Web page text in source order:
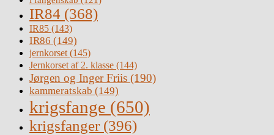
IR84 (368)
IR85 (143)
IR86 (149)
jernkorset(145)
Jernkorset af 2. klasse (144)
Jørgen og Inger Friis (190)
kammeratskab (149)
krigsfange (650)
krigsfanger (396)